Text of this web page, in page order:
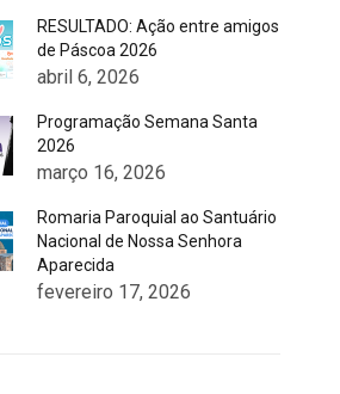
RESULTADO: Ação entre amigos
de Páscoa 2026
abril 6, 2026
Programação Semana Santa
2026
março 16, 2026
Romaria Paroquial ao Santuário
Nacional de Nossa Senhora
Aparecida
fevereiro 17, 2026